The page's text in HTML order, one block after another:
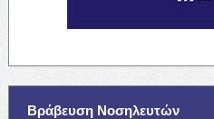
Βράβευση Νοσηλευτών